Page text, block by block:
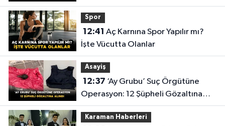
Spor
12:41
İşte Vücutta Olanlar
Asayiş
12:37
Operasyon: 12 Şüpheli Gözaltına
Alındı
Karaman Haberleri